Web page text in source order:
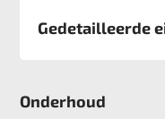
Gedetailleerde
Pool
Onderhoud